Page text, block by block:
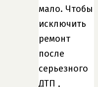
мало. Чтобы
исключить
ремонт
после
серьезного
ДТП ,